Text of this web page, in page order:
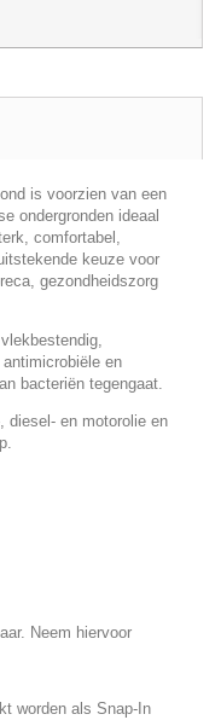
is voorzien van een
ondergronden ideaal
comfortabel,
keuze voor
gezondheidszorg
en
bacteriën tegengaat.
diesel- en motorolie en
Neem hiervoor
worden als Snap-In